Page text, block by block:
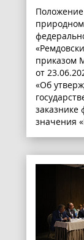
Положение
приказом
от
«Об
заказнике
значения